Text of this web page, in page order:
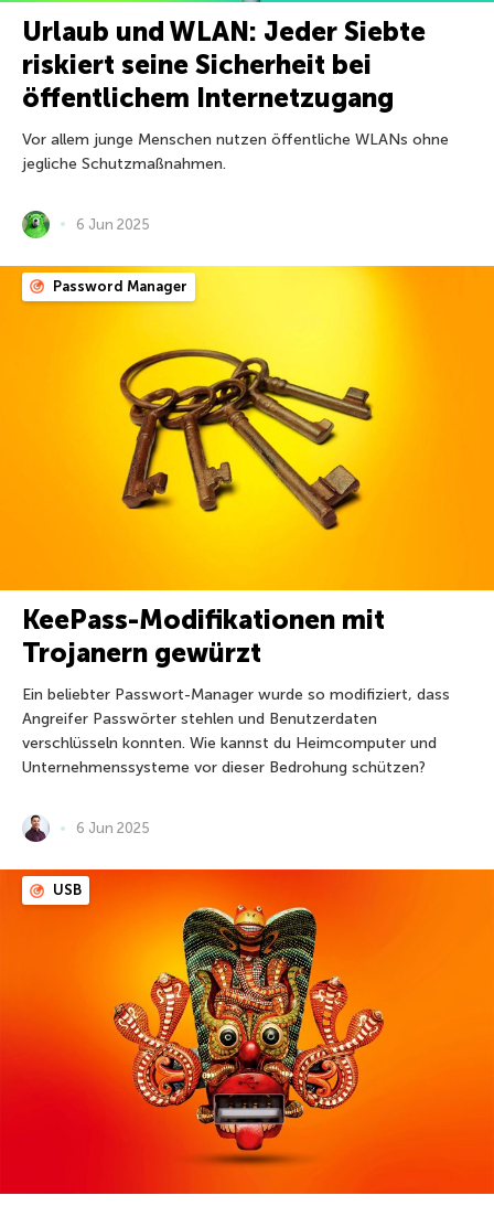
Urlaub und WLAN: Jeder Siebte
riskiert seine Sicherheit bei
öffentlichem Internetzugang
Vor allem junge Menschen nutzen öffentliche WLANs ohne
jegliche Schutzmaßnahmen.
6 Jun 2025
Password Manager
KeePass-Modifikationen mit
Trojanern gewürzt
Ein beliebter Passwort-Manager wurde so modifiziert, dass
Angreifer Passwörter stehlen und Benutzerdaten
verschlüsseln konnten. Wie kannst du Heimcomputer und
Unternehmenssysteme vor dieser Bedrohung schützen?
6 Jun 2025
USB